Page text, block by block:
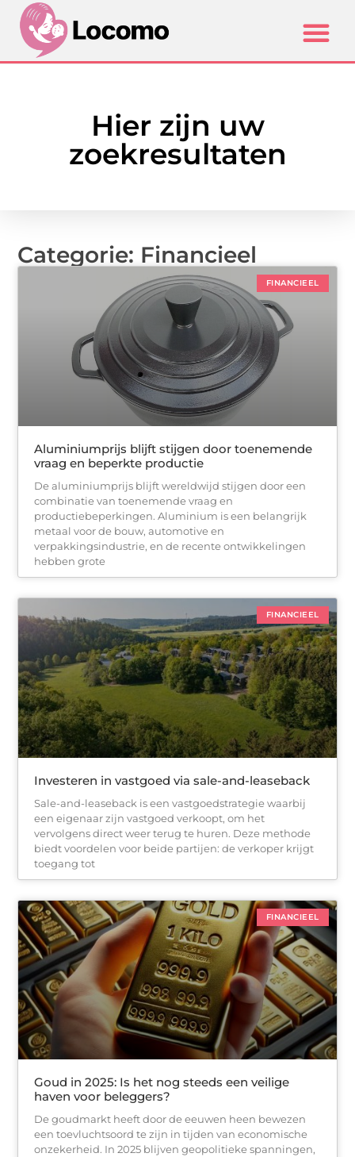
Hier zijn uw
zoekresultaten
Categorie: Financieel
FINANCIEEL
Aluminiumprijs blijft stijgen door toenemende
vraag en beperkte productie
De aluminiumprijs blijft wereldwijd stijgen door een
combinatie van toenemende vraag en
productiebeperkingen. Aluminium is een belangrijk
metaal voor de bouw, automotive en
verpakkingsindustrie, en de recente ontwikkelingen
hebben grote
FINANCIEEL
Investeren in vastgoed via sale-and-leaseback
Sale-and-leaseback is een vastgoedstrategie waarbij
een eigenaar zijn vastgoed verkoopt, om het
vervolgens direct weer terug te huren. Deze methode
biedt voordelen voor beide partijen: de verkoper krijgt
toegang tot
FINANCIEEL
Goud in 2025: Is het nog steeds een veilige
haven voor beleggers?
De goudmarkt heeft door de eeuwen heen bewezen
een toevluchtsoord te zijn in tijden van economische
onzekerheid. In 2025 blijven geopolitieke spanningen,